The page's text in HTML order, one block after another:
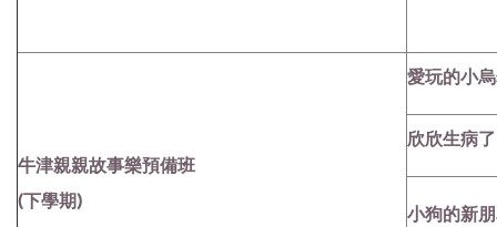
牛津親親故事樂預備班
(下學期)
愛玩的小
欣欣生病了
小狗的新